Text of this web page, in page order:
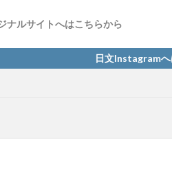
ナルサイトへはこちらから
日文Instagramへはこちらから！